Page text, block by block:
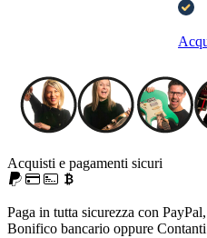
Acquisti e pagamenti sicuri
Paga in tutta sicurezza con
Bonifico bancario oppure Contanti